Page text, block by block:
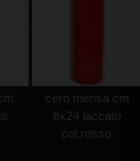
cero mensa cm
8x24 laccato
col.rosso